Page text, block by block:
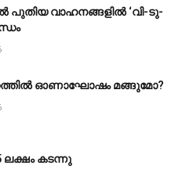
പുതിയ വാഹനങ്ങളിൽ ‘വി-ടു-
ഓണാഘോഷം മങ്ങുമോ?
ലക്ഷം കടന്നു